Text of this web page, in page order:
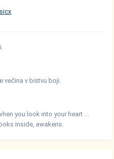
večina v bistvu boji.
you look into your heart ...
inside, awakens.